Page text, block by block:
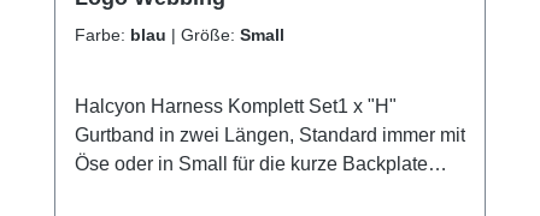
Farbe: blau | Größe: Small
Halcyon Harness Komplett Set1 x "H"
Gurtband in zwei Längen, Standard immer mit
Öse oder in Small für die kurze Backplate